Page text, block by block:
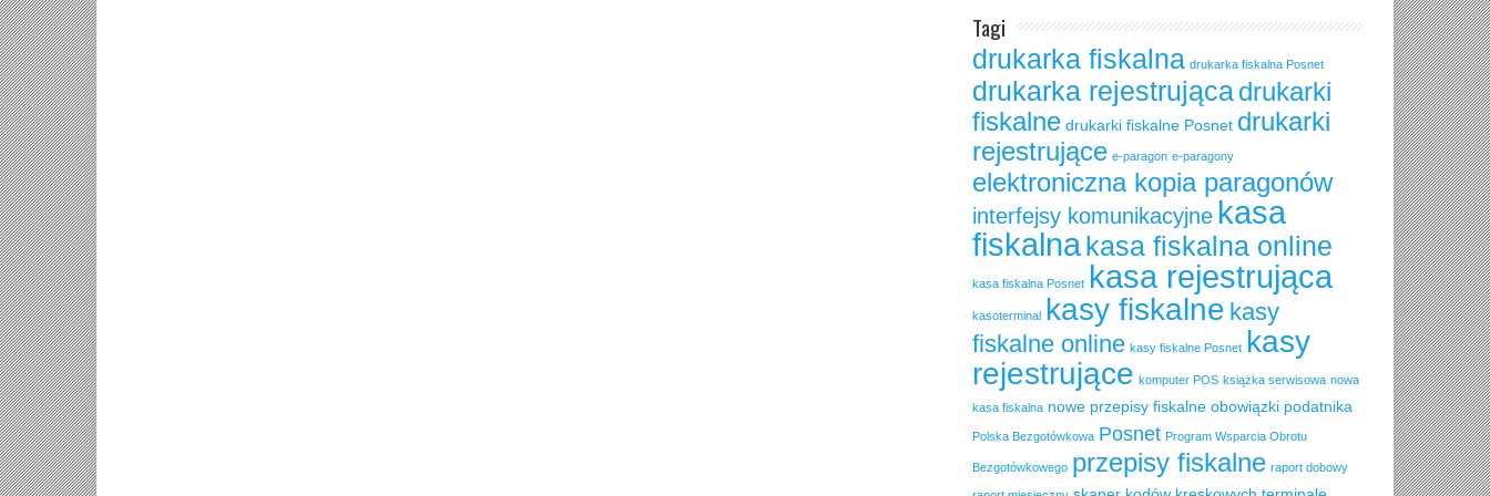
Tagi
drukarka fiskalna drukarka fiskalna Posnet
drukarka rejestrującadrukarki
fiskalne drukarki fiskalne Posnet drukarki
rejestrujące e-paragon e-paragony
elektroniczna kopia paragonów
interfejsy komunikacyjne kasa
fiskalnakasa fiskalna online
kasa fiskalna Posnet kasa rejestrująca
kasoterminal kasy fiskalne kasy
fiskalne online kasy fiskalne Posnet
kasy
rejestrujące komputer POS książka serwisowa nowa
kasa fiskalna nowe przepisy fiskalne obowiązki podatnika
Polska Bezgotówkowa Posnet Program Wsparcia Obrotu
Bezgotówkowego przepisy fiskalne raport dobowy